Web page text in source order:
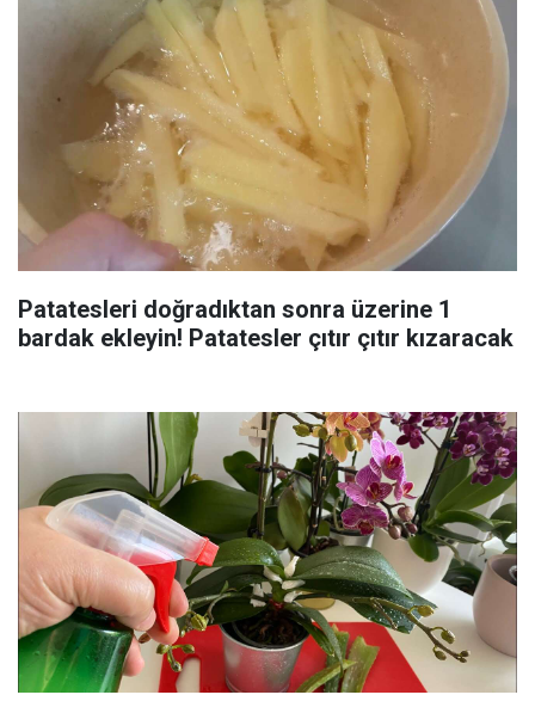
Patatesleri doğradıktan sonra üzerine 1
bardak ekleyin! Patatesler çıtır çıtır kızaracak